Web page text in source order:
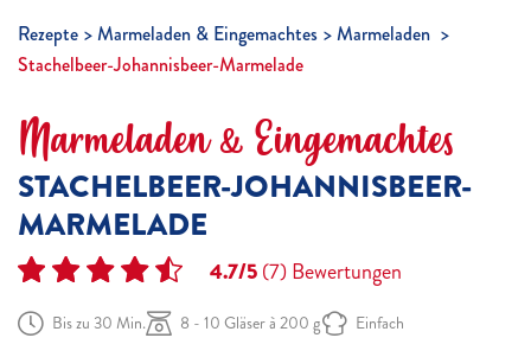
Rezepte Marmeladen & Eingemachtes
Marmeladen
Stachelbeer-Johannisbeer-Marmelade
Marmeladen & Eingemachtes
STACHELBEER-JOHANNISBEER-
MARMELADE
4.7/5(7)Bewertungen
Bis zu 30 Min. 8 - 10 Gläser à 200 g Einfach